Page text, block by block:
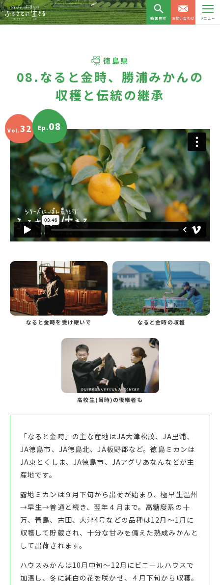
動画検索 お問い合わせ メニュー
徳島県
08.なると金時、勝浦みかんの
収穫と伝統の継承
Vol.32 Ep.08
なると金時を受け継いで なると金時の収穫
高校生(当時)の後継者も
「なると金時」の主な産地はJA大津松茂、JA里浦、
JA徳島市、JA徳島北、JA板野郡など。徳島ミカンは
JA東とくしま、JA徳島市、JAアグリあなんなどが主
産地です。
露地ミカンは９月下旬から出荷が始まり、極早生温州
→早生→普通と続き、翌年４月まで。高糖度系の十
万、青島、古田、大津4号などの品種は12月～1月に
収穫して貯蔵され、十分な甘みを備えた熟成みかんと
して出荷されます。
ハウスみかんは10月中旬～12月にビニールハウスで
加温し、冬に純白の花を咲かせ、４月下旬から収穫。